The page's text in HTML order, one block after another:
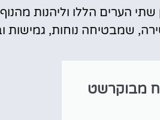
שתי הערים הללו וליהנות
שמבטיחה נוחות, גמישות
מבוקרשט